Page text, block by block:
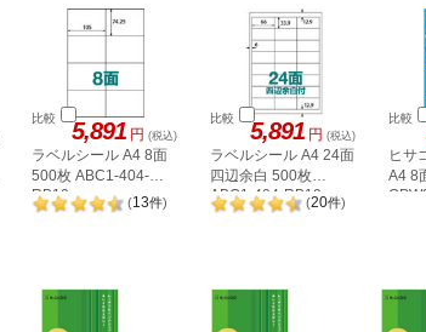
比較 5,891 円 (税込)
ラベルシール A4 8面
500枚 ABC1-404-
RB10
(13件)
比較 5,891 円 (税込)
ラベルシール A4 24面
四辺余白 500枚
ABC1-404-RB19
(20件)
比較
ヒサ
A4 8